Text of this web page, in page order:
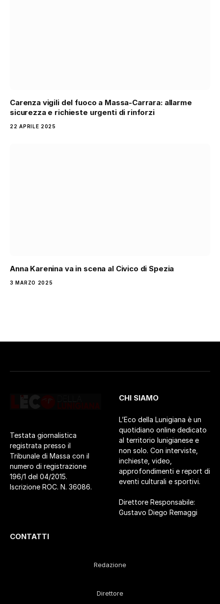
Carenza vigili del fuoco a Massa-Carrara: allarme
sicurezza e richieste urgenti di rinforzi
22 APRILE 2025
Anna Karenina va in scena al Civico di Spezia
3 MARZO 2025
Testata giornalistica
registrata presso il
Tribunale di Massa con il
numero di registrazione
196/1 del 04/2015.
Iscrizione ROC. N. 36086.
CHI SIAMO
L’Eco della Lunigiana è un
quotidiano online dedicato
al territorio lunigianese e
non solo. Con interviste,
inchieste, video,
approfondimenti e report di
eventi culturali e sportivi.
Direttore Responsabile:
Gustavo Diego Remaggi
CONTATTI
Redazione
Direttore